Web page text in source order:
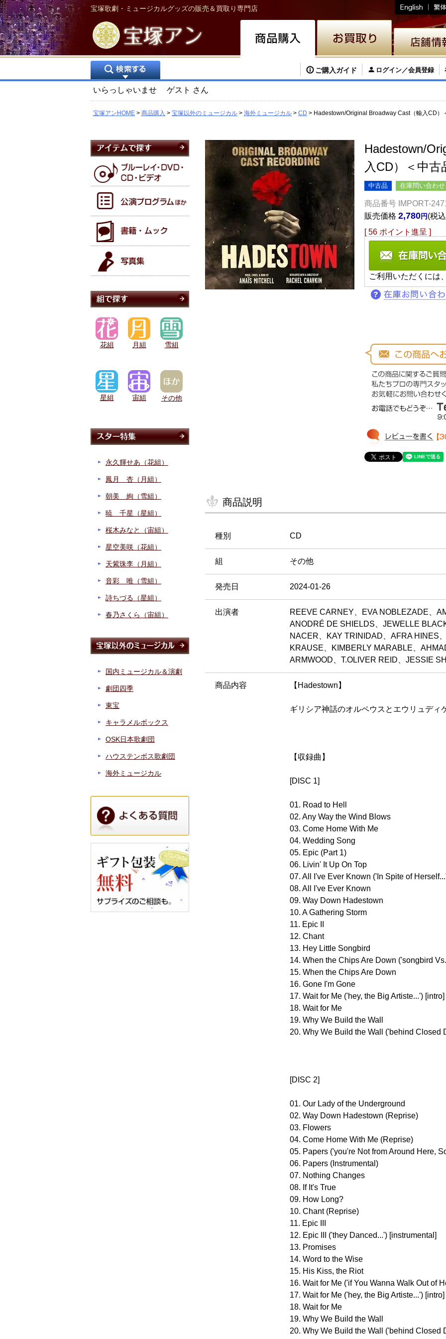
宝塚歌劇・ミュージカルグッズの販売＆買取り専門店
ご購入ガイド ログイン／会員登録
いらっしゃいませ ゲスト さん
宝塚アンHOME 商品購入 宝塚以外のミュージカル 海外ミュージカル CD Hadestown/Original Broadway Cast（輸入CD）
Hadestown/
入CD）＜中古
中古品 在庫問い合わせ
商品番号 IMPORT-
販売価格 2,780
税込
[ 56 ポイント進呈 ]
ご利用いただくには
商品説明
種別 CD
組 その他
発売日 2024-01-26
出演者
REEVE CARNEY、EVA NOBLEZADE、
ANODRÉ DE SHIELDS、JEWELLE
NACER、KAY TRINIDAD、AFRA HINES
KRAUSE、KIMBERLY MARABLE、
ARMWOOD、T.OLIVER REID、JESSIE
商品内容 【Hadestown】
ギリシア神話のオルペウスとエウリュディ
【収録曲】
[DISC 1]
01. Road to Hell
02. Any Way the Wind Blows
03. Come Home With Me
04. Wedding Song
05. Epic (Part 1)
06. Livin' It Up On Top
07. All I've Ever Known ('In Spite of
08. All I've Ever Known
09. Way Down Hadestown
10. A Gathering Storm
11. Epic II
12. Chant
13. Hey Little Songbird
14. When the Chips Are Down ('songbird
15. When the Chips Are Down
16. Gone I'm Gone
17. Wait for Me ('hey, the Big Artiste...') [intro]
18. Wait for Me
19. Why We Build the Wall
20. Why We Build the Wall ('behind Closed
[DISC 2]
01. Our Lady of the Underground
02. Way Down Hadestown (Reprise)
03. Flowers
04. Come Home With Me (Reprise)
05. Papers ('you're Not from Around Here,
06. Papers (Instrumental)
07. Nothing Changes
08. If It's True
09. How Long?
10. Chant (Reprise)
11. Epic III
12. Epic III ('they Danced...') [instrumental]
13. Promises
14. Word to the Wise
15. His Kiss, the Riot
16. Wait for Me ('if You Wanna Walk Out of
17. Wait for Me ('hey, the Big Artiste...') [intro]
18. Wait for Me
19. Why We Build the Wall
20. Why We Build the Wall ('behind Closed
花組 月組 雪組
星組 宙組 その他
永久輝せあ（花組）
鳳月 杏（月組）
朝美 絢（雪組）
暁 千星（星組）
桜木みなと（宙組）
星空美咲（花組）
天紫珠李（月組）
音彩 唯（雪組）
詩ちづる（星組）
春乃さくら（宙組）
国内ミュージカル＆演劇
劇団四季
東宝
キャラメルボックス
OSK日本歌劇団
ハウステンボス歌劇団
海外ミュージカル